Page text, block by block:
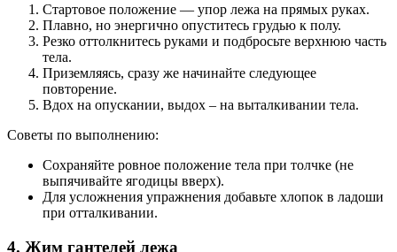
Стартовое положение — упор лежа на прямых руках.
Плавно, но энергично опуститесь грудью к полу.
Резко оттолкнитесь руками и подбросьте верхнюю часть
тела.
Приземляясь, сразу же начинайте следующее
повторение.
Вдох на опускании, выдох – на выталкивании тела.
Советы по выполнению:
Сохраняйте ровное положение тела при толчке (не
выпячивайте ягодицы вверх).
Для усложнения упражнения добавьте хлопок в ладоши
при отталкивании.
4. Жим гантелей лежа